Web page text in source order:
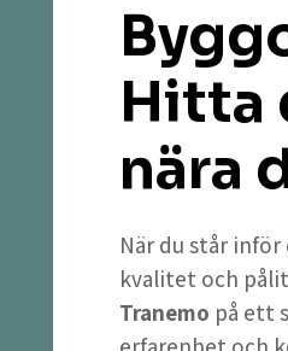
Hitta
nära
När du står
kvalitet och
Tranemo på ett